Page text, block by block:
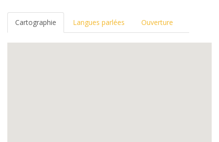
Cartographie Langues parlées Ouverture